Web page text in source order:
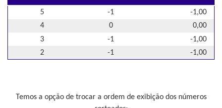
5 -1
-1,00
4
0
0,00
3
-1
-1,00
2
-1 -1,00
Temos a opção de trocar a ordem de exibição dos números